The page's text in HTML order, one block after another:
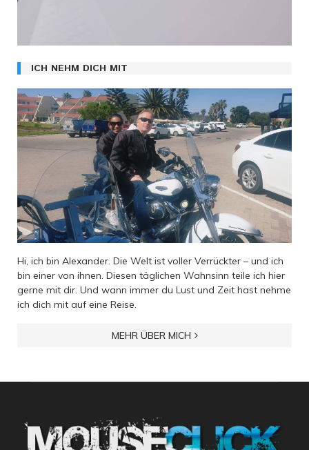
ICH NEHM DICH MIT
Hi, ich bin Alexander. Die Welt ist voller Verrückter – und ich
bin einer von ihnen. Diesen täglichen Wahnsinn teile ich hier
gerne mit dir. Und wann immer du Lust und Zeit hast nehme
ich dich mit auf eine Reise.
MEHR ÜBER MICH